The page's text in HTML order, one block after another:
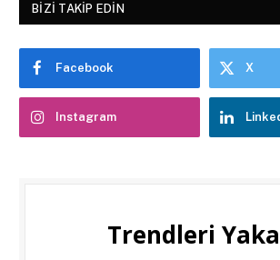
BIZI TAKIP EDIN
Facebook X
Instagram
Trendleri